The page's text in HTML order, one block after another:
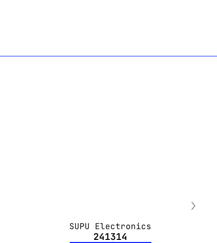
SUPU Electronics
241314